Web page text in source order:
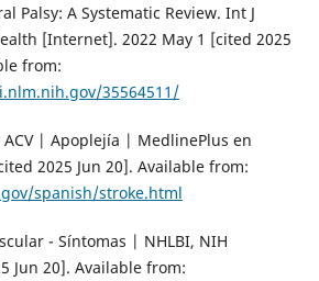
Palsy: A Systematic Review. Int J
[Internet]. 2022 May 1 [cited 2025
from:
35564511/
| Apoplejía | MedlinePlus en
2025 Jun 20]. Available from:
spanish/stroke.html
- Síntomas | NHLBI, NIH
Jun 20]. Available from: